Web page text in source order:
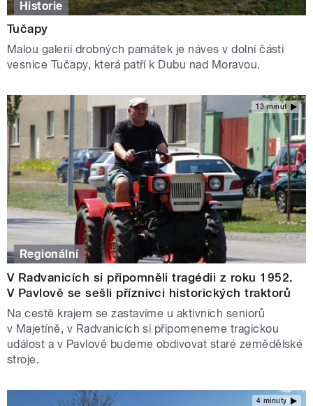
Historie
Tučapy
Malou galerií drobných památek je náves v dolní části
vesnice Tučapy, která patří k Dubu nad Moravou.
13 minut
Regionální
V Radvanicích si připomněli tragédii z roku 1952.
V Pavlově se sešli příznivci historických traktorů
Na cestě krajem se zastavíme u aktivních seniorů
v Majetíně, v Radvanicích si připomeneme tragickou
událost a v Pavlově budeme obdivovat staré zemědělské
stroje.
4 minuty